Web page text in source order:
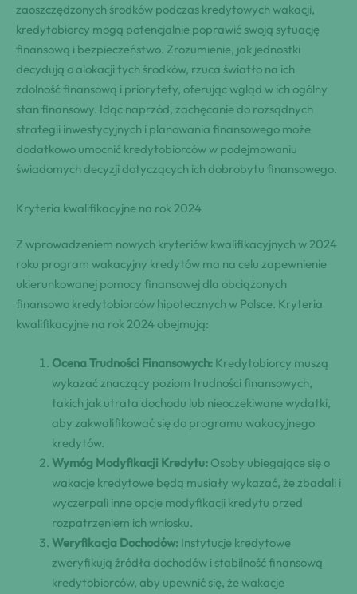
zaoszczędzonych środków podczas kredytowych wakacji,
kredytobiorcy mogą potencjalnie poprawić swoją sytuację
finansową i bezpieczeństwo. Zrozumienie, jak jednostki
decydują o alokacji tych środków, rzuca światło na ich
zdolność finansową i priorytety, oferując wgląd w ich ogólny
stan finansowy. Idąc naprzód, zachęcanie do rozsądnych
strategii inwestycyjnych i planowania finansowego może
dodatkowo umocnić kredytobiorców w podejmowaniu
świadomych decyzji dotyczących ich dobrobytu finansowego.
Kryteria kwalifikacyjne na rok 2024
Z wprowadzeniem nowych kryteriów kwalifikacyjnych w 2024
roku program wakacyjny kredytów ma na celu zapewnienie
ukierunkowanej pomocy finansowej dla obciążonych
finansowo kredytobiorców hipotecznych w Polsce. Kryteria
kwalifikacyjne na rok 2024 obejmują:
Ocena Trudności Finansowych: Kredytobiorcy muszą
wykazać znaczący poziom trudności finansowych,
takich jak utrata dochodu lub nieoczekiwane wydatki,
aby zakwalifikować się do programu wakacyjnego
kredytów.
Wymóg Modyfikacji Kredytu: Osoby ubiegające się o
wakacje kredytowe będą musiały wykazać, że zbadali i
wyczerpali inne opcje modyfikacji kredytu przed
rozpatrzeniem ich wniosku.
Weryfikacja Dochodów: Instytucje kredytowe
zweryfikują źródła dochodów i stabilność finansową
kredytobiorców, aby upewnić się, że wakacje